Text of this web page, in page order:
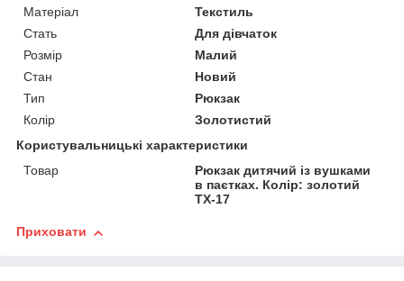
Матеріал
Текстиль
Стать
Для дівчаток
Розмір
Малий
Стан
Новий
Тип
Рюкзак
Колір
Золотистий
Користувальницькі характеристики
Товар
Рюкзак дитячий із вушками
в паєтках. Колір: золотий
TX-17
Приховати